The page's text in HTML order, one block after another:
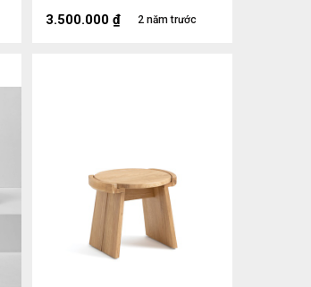
2 năm trước
3.500.000 ₫